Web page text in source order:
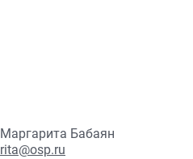
Маргарита Бабаян
rita@osp.ru